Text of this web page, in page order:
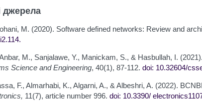
джерела
M. (2020). Software defined networks: Review and
.
M., Sanjalawe, Y., Manickam, S., & Hasbullah, I.
Science and Engineering, 40(1), 87-112. doi: 10.32604/
F., Almarhabi, K., Algarni, A., & Albeshri, A. (2022).
11(7), article number 996. doi: 10.3390/